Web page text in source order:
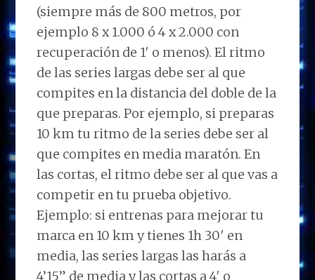
(siempre más de 800 metros, por
ejemplo 8 x 1.000 ó 4 x 2.000 con
recuperación de 1′ o menos). El ritmo
de las series largas debe ser al que
compites en la distancia del doble de la
que preparas. Por ejemplo, si preparas
10 km tu ritmo de la series debe ser al
que compites en media maratón. En
las cortas, el ritmo debe ser al que vas a
competir en tu prueba objetivo.
Ejemplo: si entrenas para mejorar tu
marca en 10 km y tienes 1h 30′ en
media, las series largas las harás a
4’15” de media y las cortas a 4′ o